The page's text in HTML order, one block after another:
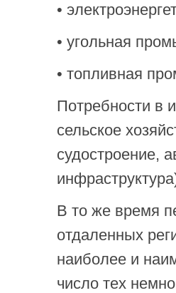
•
• угольная
• топливная
Потребности в
сельское
судостроение,
В то же время
отдаленных
наиболее и
число тех